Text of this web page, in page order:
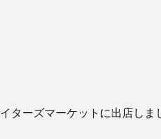
ターズマーケットに出店しまし